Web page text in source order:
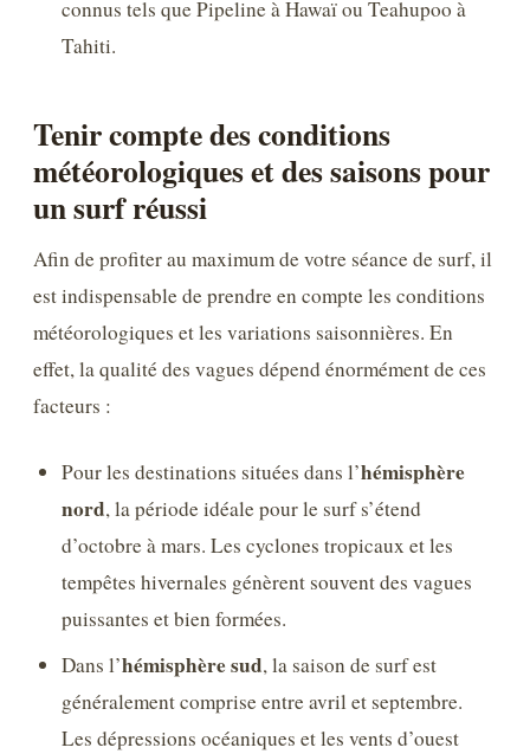
connus tels que Pipeline à Hawaï ou Teahupoo à
Tahiti.
Tenir compte des conditions
météorologiques et des saisons pour
un surf réussi
Afin de profiter au maximum de votre séance de surf, il
est indispensable de prendre en compte les conditions
météorologiques et les variations saisonnières. En
effet, la qualité des vagues dépend énormément de ces
facteurs :
Pour les destinations situées dans l’hémisphère
nord, la période idéale pour le surf s’étend
d’octobre à mars. Les cyclones tropicaux et les
tempêtes hivernales génèrent souvent des vagues
puissantes et bien formées.
Dans l’hémisphère sud, la saison de surf est
généralement comprise entre avril et septembre.
Les dépressions océaniques et les vents d’ouest